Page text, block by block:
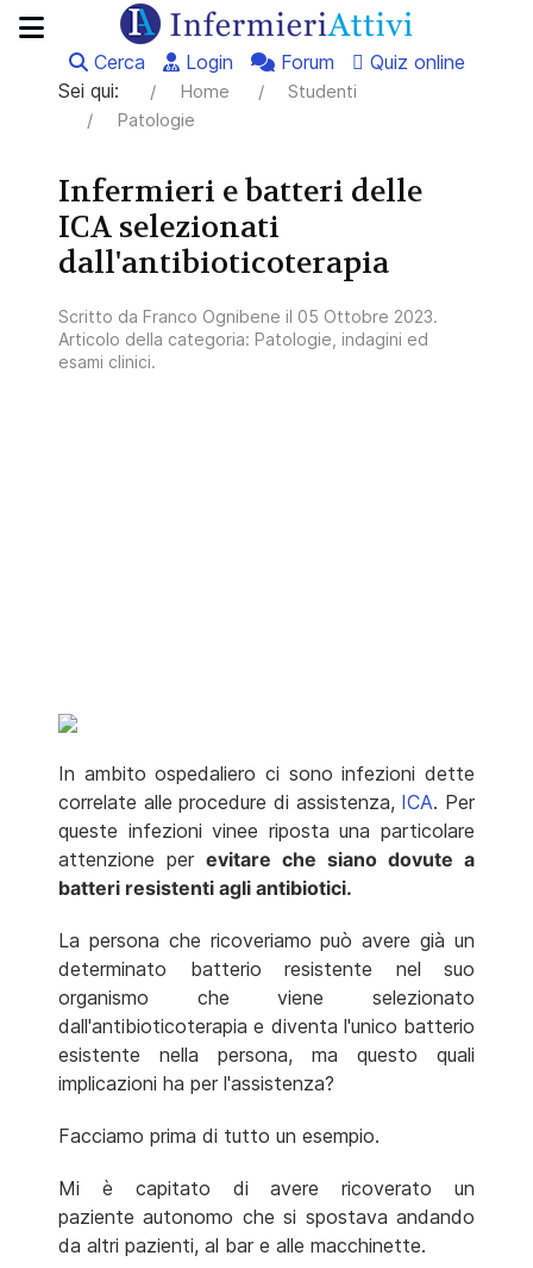
Cerca Login Forum
Quiz online
Sei qui:
Home
Studenti
Patologie
Infermieri e batteri delle
ICA selezionati
dall'antibioticoterapia
Scritto da Franco Ognibene il 05 Ottobre 2023.
Articolo della categoria: Patologie, indagini ed
esami clinici.
In ambito ospedaliero ci sono infezioni dette
correlate alle procedure di assistenza, ICA. Per
queste infezioni vinee riposta una particolare
attenzione per evitare che siano dovute a
batteri resistenti agli antibiotici.
La persona che ricoveriamo può avere già un
determinato batterio resistente nel suo
organismo che viene selezionato
dall'antibioticoterapia e diventa l'unico batterio
esistente nella persona, ma questo quali
implicazioni ha per l'assistenza?
Facciamo prima di tutto un esempio.
Mi è capitato di avere ricoverato un
paziente autonomo che si spostava andando
da altri pazienti, al bar e alle macchinette.